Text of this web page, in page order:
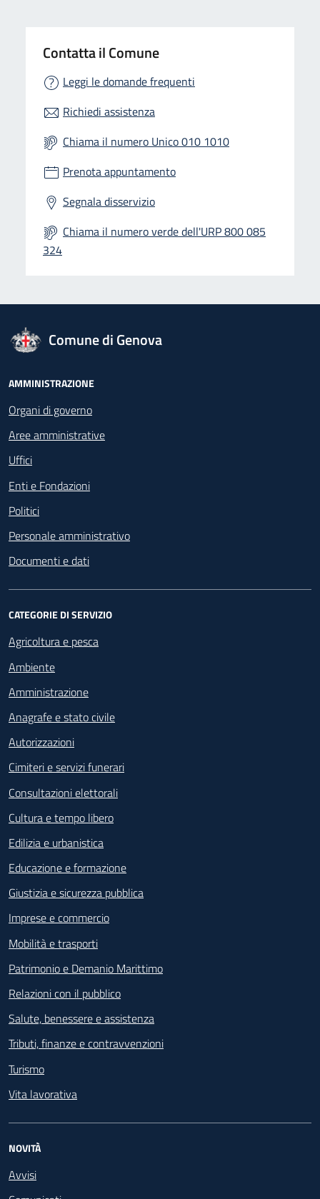
Contatta il Comune
Leggi le domande frequenti
Richiedi assistenza
Chiama il numero Unico 010 1010
Prenota appuntamento
Segnala disservizio
Chiama il numero verde dell'URP 800 085
324
logo Unione Europea
Comune di Genova
Footer - Navigazione
AMMINISTRAZIONE
Organi di governo
Aree amministrative
Uffici
Enti e Fondazioni
Politici
Personale amministrativo
Documenti e dati
CATEGORIE DI SERVIZIO
Agricoltura e pesca
Ambiente
Amministrazione
Anagrafe e stato civile
Autorizzazioni
Cimiteri e servizi funerari
Consultazioni elettorali
Cultura e tempo libero
Edilizia e urbanistica
Educazione e formazione
Giustizia e sicurezza pubblica
Imprese e commercio
Mobilità e trasporti
Patrimonio e Demanio Marittimo
Relazioni con il pubblico
Salute, benessere e assistenza
Tributi, finanze e contravvenzioni
Turismo
Vita lavorativa
NOVITÀ
Avvisi